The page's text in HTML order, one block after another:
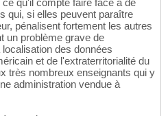
qu'il compte faire face à de
qui, si elles peuvent paraître
pénalisent fortement les autres
un problème grave de
des données
et de l'extraterritorialité du
très nombreux enseignants qui y
administration vendue à